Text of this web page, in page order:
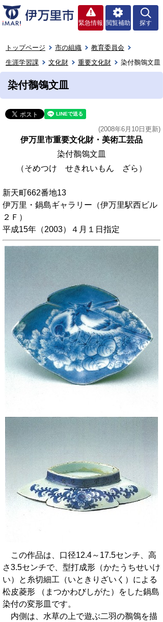
緊急情報 閲覧補助 探す
トップページ 市の組織
教育委員会
生涯学習課
文化財 重要文化財 染付鶺鴒文皿
染付鶺鴒文皿
(2008年6月10日更新)
伊万里市重要文化財・美術工芸品
染付鶺鴒文皿
（そめつけ せきれいもん ざら）
新天町662番地13
伊万里・鍋島ギャラリー（伊万里駅西ビル
２Ｆ）
平成15年（2003）４月１日指定
この作品は、口径12.4～17.5センチ、高
さ3.5センチで、型打成形（かたうちせいけ
い）と糸切細工（いときりざいく）による
松皮菱形 （まつかわびしがた）をした鍋島
染付の変形皿です。
内側は、水草の上で遊ぶ二羽の鶺鴒を描